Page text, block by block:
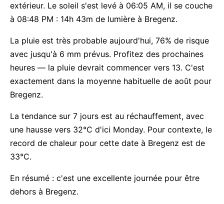
extérieur. Le soleil s'est levé à 06:05 AM, il se couche
à 08:48 PM : 14h 43m de lumière à Bregenz.
La pluie est très probable aujourd'hui, 76% de risque
avec jusqu'à 6 mm prévus. Profitez des prochaines
heures — la pluie devrait commencer vers 13. C'est
exactement dans la moyenne habituelle de août pour
Bregenz.
La tendance sur 7 jours est au réchauffement, avec
une hausse vers 32°C d'ici Monday. Pour contexte, le
record de chaleur pour cette date à Bregenz est de
33°C.
En résumé : c'est une excellente journée pour être
dehors à Bregenz.